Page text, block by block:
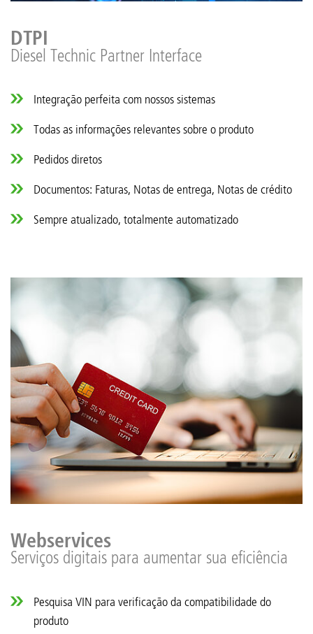
DTPI
Diesel Technic Partner Interface
Integração perfeita com nossos sistemas
Todas as informações relevantes sobre o produto
Pedidos diretos
Documentos: Faturas, Notas de entrega, Notas de crédito
Sempre atualizado, totalmente automatizado
Webservices
Serviços digitais para aumentar sua eficiência
Pesquisa VIN para verificação da compatibilidade do
produto